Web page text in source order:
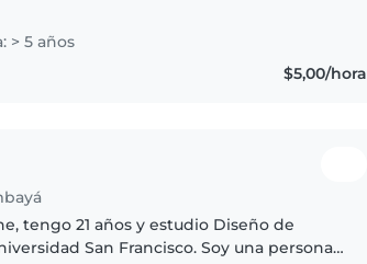
> 5 años
$5,00/hora
tengo 21 años y estudio Diseño de
San Francisco. Soy una persona